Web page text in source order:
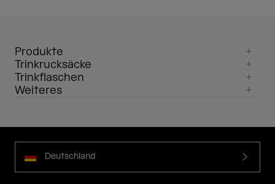
Produkte
Trinkrucksäcke
Trinkflaschen
Weiteres
Deutschland